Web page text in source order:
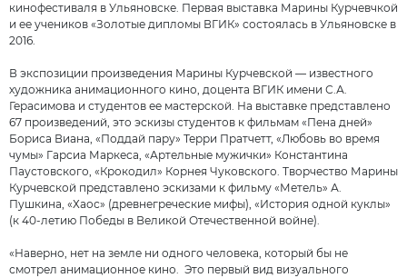
кинофестиваля в Ульяновске. Первая выставка Марины Курчевчкой
и ее учеников «Золотые дипломы ВГИК» состоялась в Ульяновске в
2016.
В экспозиции произведения Марины Курчевской — известного
художника анимационного кино, доцента ВГИК имени С.А.
Герасимова и студентов ее мастерской. На выставке представлено
67 произведений, это эскизы студентов к фильмам «Пена дней»
Бориса Виана, «Поддай пару» Терри Пратчетт, «Любовь во время
чумы» Гарсиа Маркеса, «Артельные мужички» Константина
Паустовского, «Крокодил» Корнея Чуковского. Творчество Марины
Курчевской представлено эскизами к фильму «Метель» А.
Пушкина, «Хаос» (древнегреческие мифы), «История одной куклы»
(к 40-летию Победы в Великой Отечественной войне).
«Наверно, нет на земле ни одного человека, который бы не
смотрел анимационное кино. Это первый вид визуального